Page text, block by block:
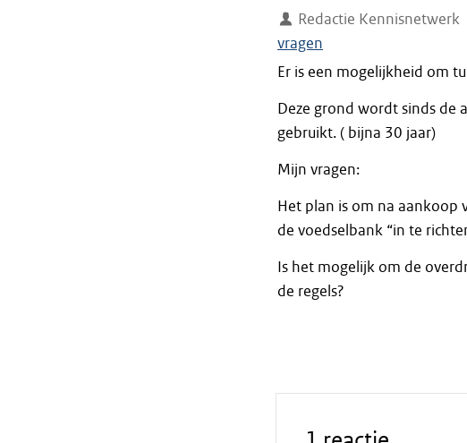
Redactie Kennisnetwerk
vragen
Er is een mogelijkheid om
Deze grond wordt sinds de
gebruikt. ( bijna 30 jaar)
Mijn vragen:
Het plan is om na aankoop
de voedselbank “in te
Is het mogelijk om de
de regels?